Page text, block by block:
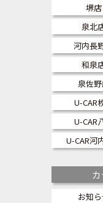
堺店
泉北
河内長
和泉
泉佐
U-CAR
U-CAR
U-CAR河
お知